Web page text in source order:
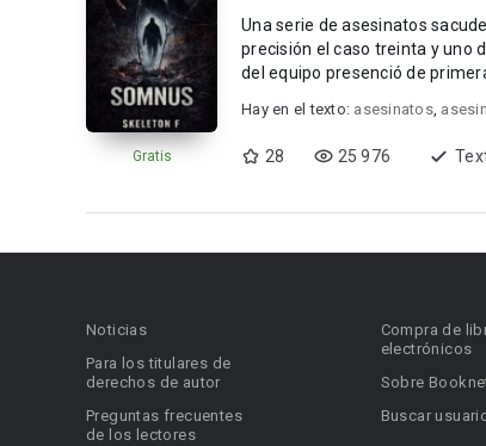
Gratis
Una serie de asesinatos
precisión el caso treinta y uno
Hay en el texto: asesinatos,
28 25 976
Noticias
Para los titulares de
derechos de autor
Preguntas frecuentes
de los lectores
Compra de
electrónicos
Sobre
Buscar